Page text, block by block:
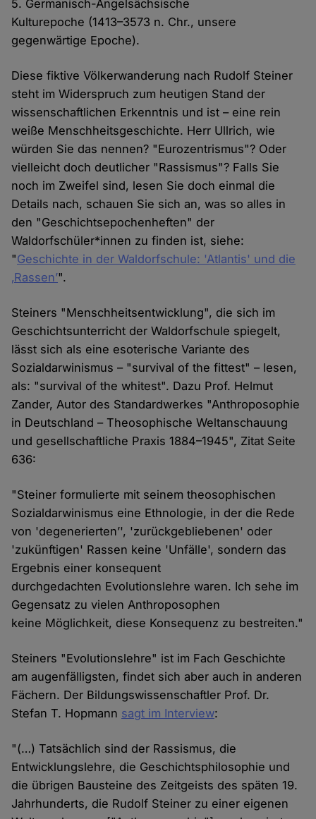
5. Germanisch-Angelsächsische
Kulturepoche (1413–3573 n. Chr., unsere
gegenwärtige Epoche).
Diese fiktive Völkerwanderung nach Rudolf Steiner
steht im Widerspruch zum heutigen Stand der
wissenschaftlichen Erkenntnis und ist – eine rein
weiße Menschheitsgeschichte. Herr Ullrich, wie
würden Sie das nennen? "Eurozentrismus"? Oder
vielleicht doch deutlicher "Rassismus"? Falls Sie
noch im Zweifel sind, lesen Sie doch einmal die
Details nach, schauen Sie sich an, was so alles in
den "Geschichtsepochenheften" der
Waldorfschüler*innen zu finden ist, siehe:
"Geschichte in der Waldorfschule: 'Atlantis' und die
‚Rassen’".
Steiners "Menschheitsentwicklung", die sich im
Geschichtsunterricht der Waldorfschule spiegelt,
lässt sich als eine esoterische Variante des
Sozialdarwinismus – "survival of the fittest" – lesen,
als: "survival of the whitest". Dazu Prof. Helmut
Zander, Autor des Standardwerkes "Anthroposophie
in Deutschland – Theosophische Weltanschauung
und gesellschaftliche Praxis 1884–1945", Zitat Seite
636:
"Steiner formulierte mit seinem theosophischen
Sozialdarwinismus eine Ethnologie, in der die Rede
von 'degenerierten’', 'zurückgebliebenen' oder
'zukünftigen' Rassen keine 'Unfälle', sondern das
Ergebnis einer konsequent
durchgedachten Evolutionslehre waren. Ich sehe im
Gegensatz zu vielen Anthroposophen
keine Möglichkeit, diese Konsequenz zu bestreiten."
Steiners "Evolutionslehre" ist im Fach Geschichte
am augenfälligsten, findet sich aber auch in anderen
Fächern. Der Bildungswissenschaftler Prof. Dr.
Stefan T. Hopmann sagt im Interview:
"(…) Tatsächlich sind der Rassismus, die
Entwicklungslehre, die Geschichtsphilosophie und
die übrigen Bausteine des Zeitgeists des späten 19.
Jahrhunderts, die Rudolf Steiner zu einer eigenen